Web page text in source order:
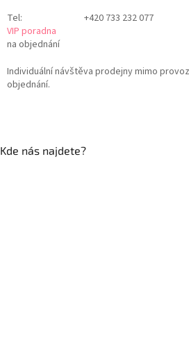
Tel:
+420 733 232 077
VIP poradna
na objednání
Individuální návštěva prodejny mimo
objednání.
Kde nás najdete?